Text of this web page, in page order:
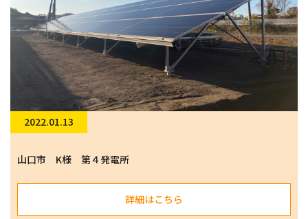
2022.01.13
山口市 K様 第４発電所
詳細はこちら